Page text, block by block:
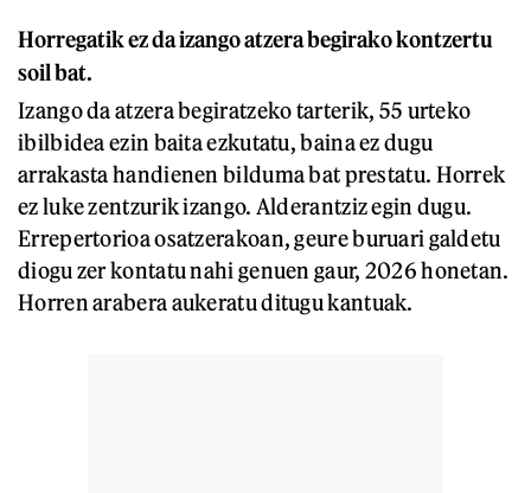
Horregatik ez da izango atzera begirako kontzertu
soil bat.
Izango da atzera begiratzeko tarterik, 55 urteko
ibilbidea ezin baita ezkutatu, baina ez dugu
arrakasta handienen bilduma bat prestatu. Horrek
ez luke zentzurik izango. Alderantziz egin dugu.
Errepertorioa osatzerakoan, geure buruari galdetu
diogu zer kontatu nahi genuen gaur, 2026 honetan.
Horren arabera aukeratu ditugu kantuak.